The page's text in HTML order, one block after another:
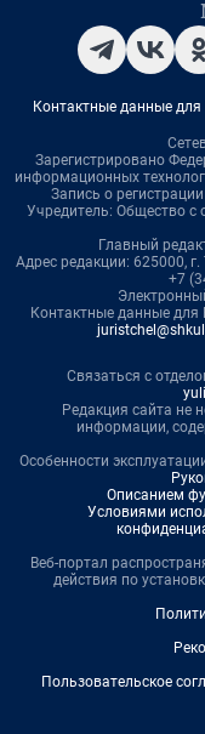
Контактные данные
Зарегистрировано
информационных
Запись о
Учредитель: Общество с
Главный
Адрес редакции: 625000,
+7
Контактные данные для
Связаться с
Редакция сайта не
информации,
Особенности
Описанием
Условиями
Веб-портал
действия по
Пользовательское